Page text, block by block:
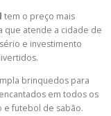
tem o preço mais
que atende a cidade de
e investimento
brinquedos para
em todos os
e futebol de sabão.